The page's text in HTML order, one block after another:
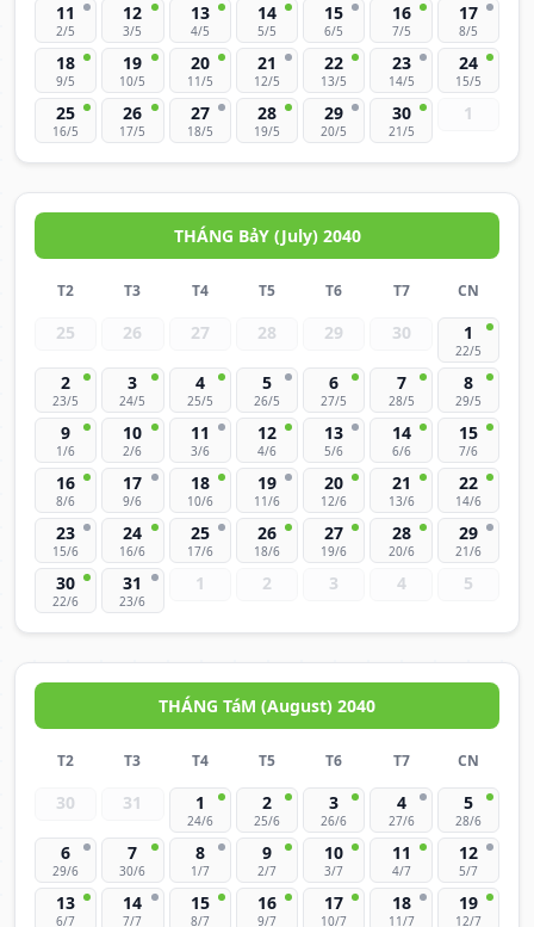
11
2/5
12
3/5
13
4/5
14
5/5
15
6/5
16
7/5
17
8/5
18
9/5
19
10/5
20
11/5
21
12/5
22
13/5
23
14/5
24
15/5
25
16/5
26
17/5
27
18/5
28
19/5
29
20/5
30
21/5
1
THÁNG BảY (July) 2040
T2 T3 T4 T5 T6 T7 CN
25 26 27 28 29 30 1
22/5
2
23/5
3
24/5
4
25/5
5
26/5
6
27/5
7
28/5
8
29/5
9
1/6
10
2/6
11
3/6
12
4/6
13
5/6
14
6/6
15
7/6
16
8/6
17
9/6
18
10/6
19
11/6
20
12/6
21
13/6
22
14/6
23
15/6
24
16/6
25
17/6
26
18/6
27
19/6
28
20/6
29
21/6
30
22/6
31
23/6
1 2 3 4 5
THÁNG TáM (August) 2040
T2 T3 T4 T5 T6 T7 CN
30 31 1
24/6
2
25/6
3
26/6
4
27/6
5
28/6
6
29/6
7
30/6
8
1/7
9
2/7
10
3/7
11
4/7
12
5/7
13
6/7
14
7/7
15
8/7
16
9/7
17
10/7
18
11/7
19
12/7